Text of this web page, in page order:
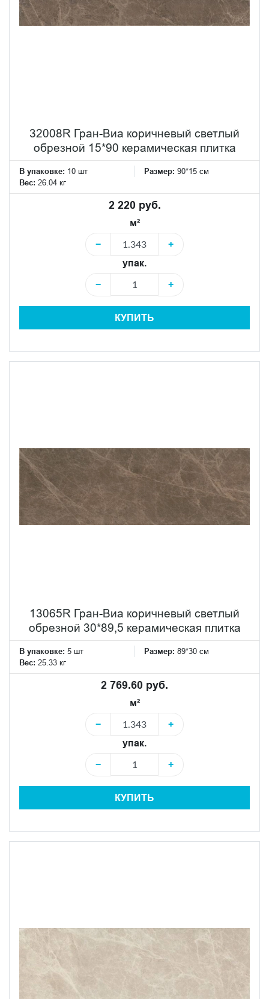
32008R Гран-Виа коричневый светлый
обрезной 15*90 керамическая плитка
В упаковке: 10 шт Размер: 90*15 см
Вес: 26.04 кг
2 220 руб.
м²
−
+
упак.
−
+
КУПИТЬ
13065R Гран-Виа коричневый светлый
обрезной 30*89,5 керамическая плитка
В упаковке: 5 шт Размер: 89*30 см
Вес: 25.33 кг
2 769.60 руб.
м²
−
+
упак.
−
+
КУПИТЬ